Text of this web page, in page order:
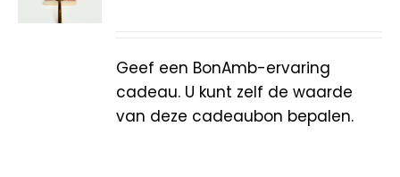
Geef een BonAmb-ervaring
cadeau. U kunt zelf de waarde
van deze cadeaubon bepalen.